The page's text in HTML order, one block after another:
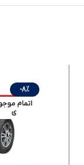
-8%
اتمام
ی